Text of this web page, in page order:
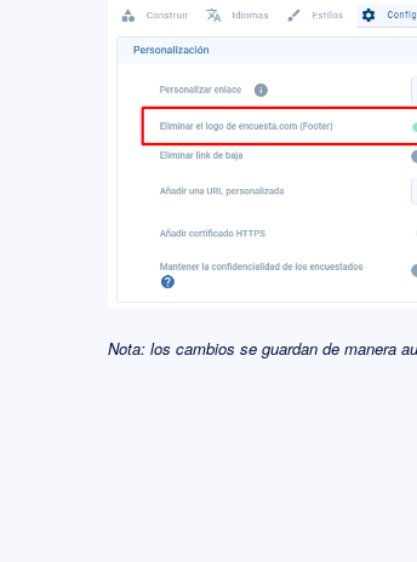
Nota: los cambios se guardan de manera